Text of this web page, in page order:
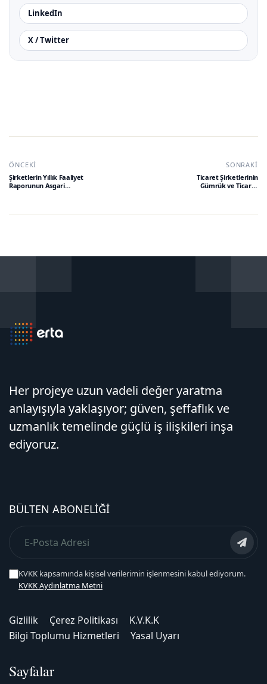
LinkedIn
X / Twitter
ÖNCEKI
Şirketlerin Yıllık Faaliyet
Raporunun Asgari
SONRAKI
Ticaret Şirketlerinin
Gümrük ve Ticaret
Her projeye uzun vadeli değer yaratma
anlayışıyla yaklaşıyor; güven, şeffaflık ve
uzmanlık temelinde güçlü iş ilişkileri inşa
ediyoruz.
BÜLTEN ABONELIĞI
KVKK kapsamında kişisel verilerimin işlenmesini kabul ediyorum.
KVKK Aydınlatma Metni
Gizlilik Çerez Politikası
K.V.K.K
Bilgi Toplumu Hizmetleri
Yasal Uyarı
Sayfalar